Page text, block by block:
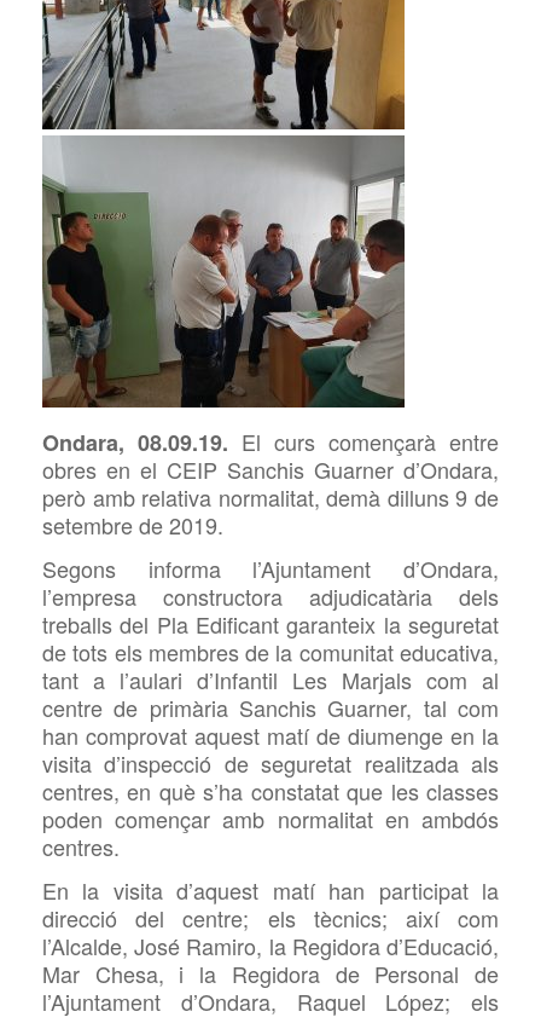
Ondara, 08.09.19. El curs començarà entre
obres en el CEIP Sanchis Guarner d’Ondara,
però amb relativa normalitat, demà dilluns 9 de
setembre de 2019.
Segons informa l’Ajuntament d’Ondara,
l’empresa constructora adjudicatària dels
treballs del Pla Edificant garanteix la seguretat
de tots els membres de la comunitat educativa,
tant a l’aulari d’Infantil Les Marjals com al
centre de primària SanchisGuarner, tal com
han comprovat aquest matí de diumenge en la
visita d’inspecció de seguretat realitzada als
centres, en què s’ha constatat que les classes
poden començar amb normalitat en ambdós
centres.
En la visita d’aquest matí han participat la
direcció del centre; els tècnics; així com
l’Alcalde, José Ramiro, la Regidora d’Educació,
Mar Chesa, i la Regidora de Personal de
l’Ajuntament d’Ondara, Raquel López; els